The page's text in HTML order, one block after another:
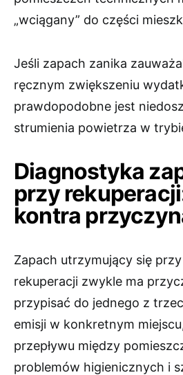
„wciągany” do części
Jeśli zapach zanika
ręcznym zwiększeniu
prawdopodobne jest
strumienia powietrza w
Diagnostyka
przy
kontra
Zapach utrzymujący się przy
rekuperacji zwykle ma
przypisać do jednego z
emisji w konkretnym
przepływu między
problemów higienicznych i